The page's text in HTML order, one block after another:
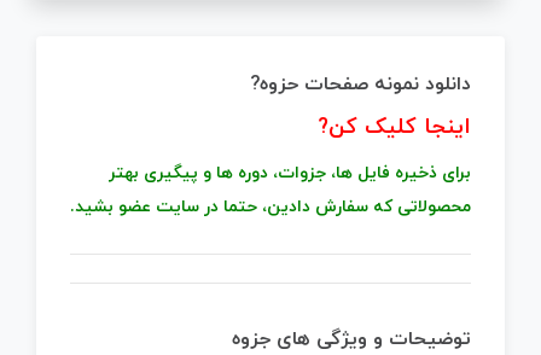
دانلود نمونه صفحات حزوه?
اینجا کلیک کن?
برای ذخیره فایل ها، جزوات، دوره ها و پیگیری بهتر
محصولاتی که سفارش دادین، حتما در سایت عضو بشید.
توضیحات و ویژگی های جزوه